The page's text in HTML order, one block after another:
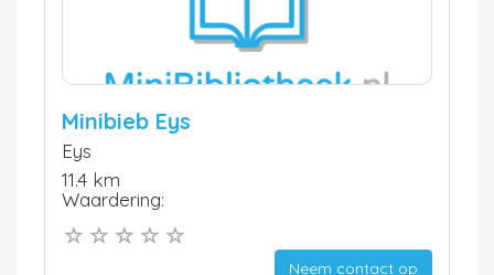
Minibieb Eys
Eys
11.4 km
Waardering:
Neem contact op